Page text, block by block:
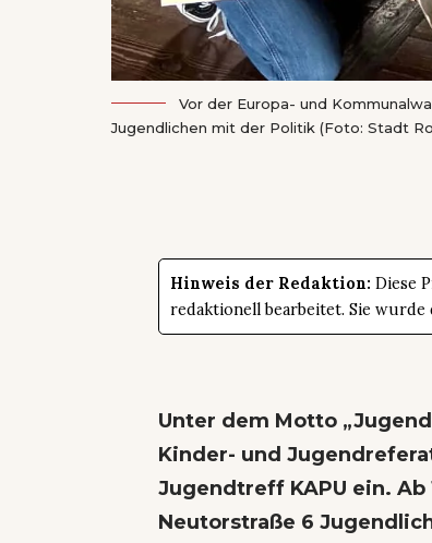
Vor der Europa- und
Jugendlichen mit der Politik (Foto: Stadt
Hinweis der Redaktion: Diese
redaktionell bearbeitet. Sie wurde
Unter dem Motto
Kinder- und
Jugendtreff KAPU ein. Ab
Neutorstraße 6